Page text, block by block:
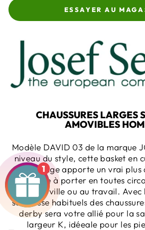
ESSAYER AU
CHAUSSURES LARGES
AMOVIBLES
Modèle DAVID 03 de la marque
niveau du style, cette basket en
avec laçage apporte un vrai plus
chaussure à porter en toutes
soit en ville ou au travail.
souplesse habituels des
derby sera votre allié pour la
largeur K, idéeale pour les
1